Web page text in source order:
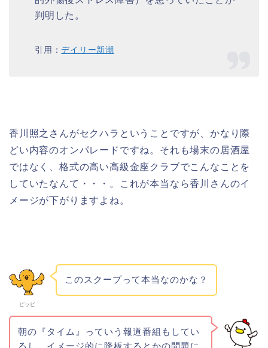
判明した。
引用：デイリー新潮
香川照之さんがセクハラということですが、かなり際
どい内容のオンパレードですね。それも場末の居酒屋
ではなく、格式の高い高級金座クラブでこんなことを
していたなんて・・・。これが本当なら香川さんのイ
メージが下がりますよね。
ピッピ
このスクープって本当なのかな？
朝の『タイム』っていう報道番組もしてい
るし、イメージ的に降板するとかの問題に